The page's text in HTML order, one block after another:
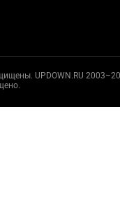
UPDOWN.RU